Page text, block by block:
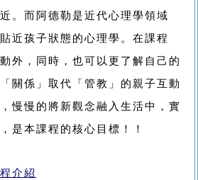
。而阿德勒是近代心理學領域
近孩子狀態的心理學。在課程
外，同時，也可以更了解自己的
關係」取代「管教」的親子互動
慢慢的將新觀念融入生活中，實
是本課程的核心目標！！
介紹